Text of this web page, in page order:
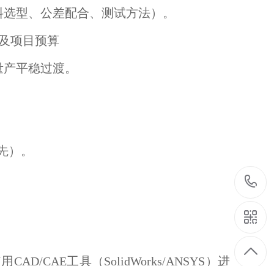
型、公差配合、测试方法）。
项目预算
平稳过渡。
。
CAE工具（SolidWorks/ANSYS）进